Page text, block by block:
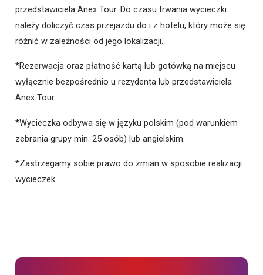
przedstawiciela Anex Tour. Do czasu trwania wycieczki
należy doliczyć czas przejazdu do i z hotelu, który może się
różnić w zależności od jego lokalizacji.
*Rezerwacja oraz płatność kartą lub gotówką na miejscu
wyłącznie bezpośrednio u rezydenta lub przedstawiciela
Anex Tour.
*Wycieczka odbywa się w języku polskim (pod warunkiem
zebrania grupy min. 25 osób) lub angielskim.
*Zastrzegamy sobie prawo do zmian w sposobie realizacji
wycieczek.